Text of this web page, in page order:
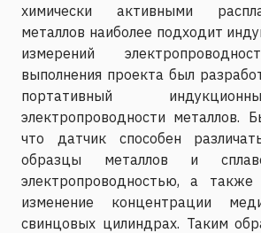
химически активными
металлов наиболее подходит
измерений
выполнения проекта был
портативный
электропроводности металлов.
что датчик способен
образцы металлов и
электропроводностью, а также
изменение концентрации
свинцовых цилиндрах. Таким